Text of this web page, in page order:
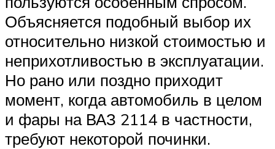
Объясняется подобный выбор их
относительно низкой стоимостью и
неприхотливостью в эксплуатации.
Но рано или поздно приходит
момент, когда автомобиль в целом
и фары на ВАЗ 2114 в частности,
требуют некоторой починки.